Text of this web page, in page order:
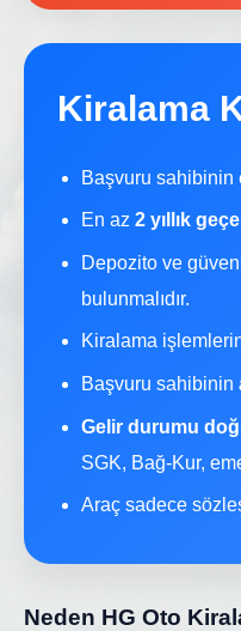
Kiralama
Başvuru sahibinin
En az 2 yıllık
Depozito ve
bulunmalıdır.
Kiralama
Başvuru sahibinin
Gelir durumu
SGK, Bağ-Kur,
Araç sadece
Neden HG Oto